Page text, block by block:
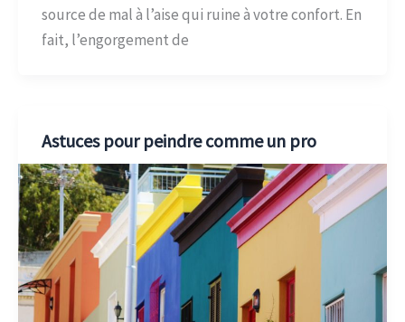
source de mal à l’aise qui ruine à votre confort. En
fait, l’engorgement de
Astuces pour peindre comme un pro